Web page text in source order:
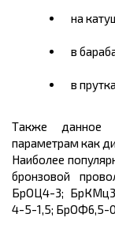
на
в
в
Также данное
параметрам как
Наиболее
бронзовой
БрОЦ4-3;
4-5-1,5; БрОФ6,5-